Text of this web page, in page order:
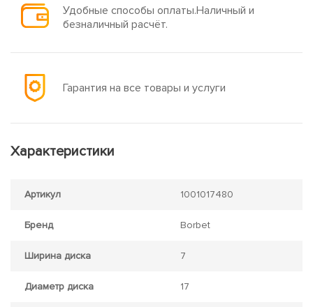
Удобные способы оплаты.Наличный и
безналичный расчёт.
Гарантия на все товары и услуги
Характеристики
Артикул 1001017480
Бренд Borbet
Ширина диска 7
Диаметр диска 17